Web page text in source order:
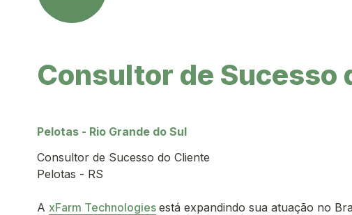
Consultor de Sucesso
Pelotas - Rio Grande do Sul
Consultor de Sucesso do Cliente
Pelotas - RS
A xFarm Technologies está expandindo sua atuação no